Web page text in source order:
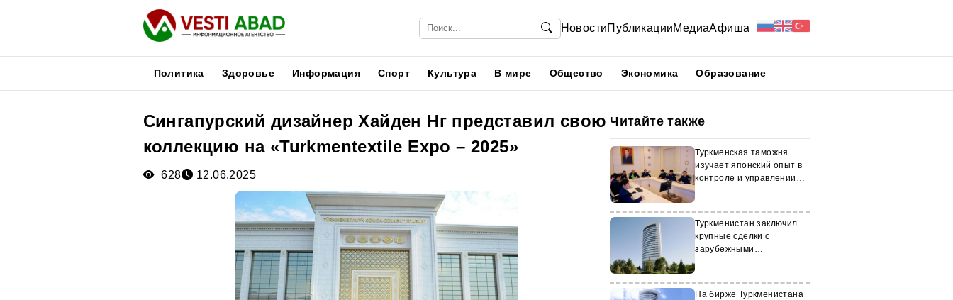
НовостиПубликацииМедиаАфиша
Политика Здоровье Информация Спорт Культура В мире Общество Экономика Образование
Сингапурский дизайнер Хайден Нг представил свою
коллекцию на «Turkmentextile Expo – 2025»
628 12.06.2025
Читайте также
Туркменская таможня
изучает японский опыт в
контроле и управлении
Туркменистан заключил
крупные сделки с
зарубежными
На бирже Туркменистана